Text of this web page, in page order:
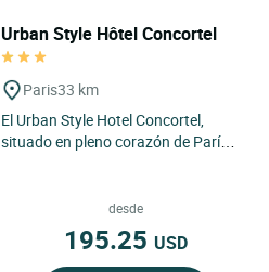
Urban Style Hôtel Concortel
Paris33 km
El Urban Style Hotel Concortel,
situado en pleno corazón de París,
desde
195.25 USD